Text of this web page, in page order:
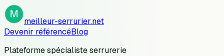
meilleur-serrurier.net
Devenir référencéBlog
Plateforme spécialiste serrurerie